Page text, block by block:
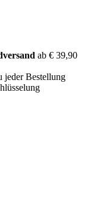
ab € 39,90
jeder Bestellung